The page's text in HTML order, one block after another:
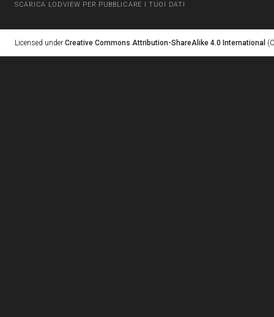
SCARICA LODVIEW PER PUBBLICARE I TUOI DATI
Licensed under Creative Commons Attribution-ShareAlike 4.0 International